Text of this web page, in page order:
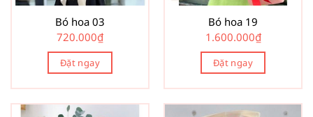
Bó hoa 03
720.000₫
Đặt ngay
Bó hoa 19
1.600.000₫
Đặt ngay